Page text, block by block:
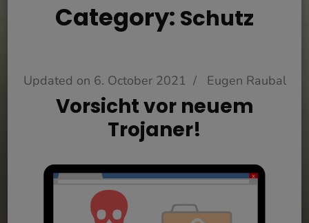
Category: Schutz
Updated on 6. October 2021 / Eugen Raubal
Vorsicht vor neuem
Trojaner!